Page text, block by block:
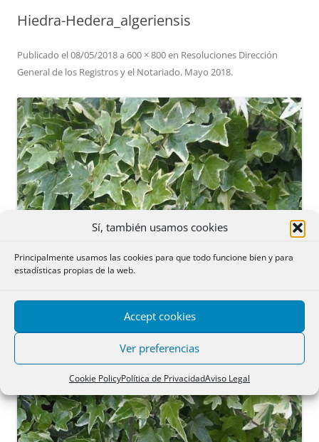
Sí, también usamos cookies
Principalmente usamos las cookies para que todo funcione bien y para
estadísticas propias de la web.
Accept cookies
Ver preferencias
Cookie PolicyPolítica de PrivacidadAviso Legal
Hiedra-Hedera_algeriensis
Publicado el08/05/2018a 600 × 800en Resoluciones Dirección
General de los Registros y el Notariado. Mayo 2018.